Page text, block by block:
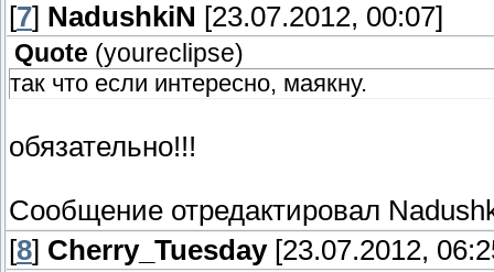
[7] NadushkiN [23.07.2012, 00:07]
Quote (youreclipse)
так что если интересно, маякну.
обязательно!!!
Сообщение отредактировал
[8] Cherry_Tuesday[23.07.2012,